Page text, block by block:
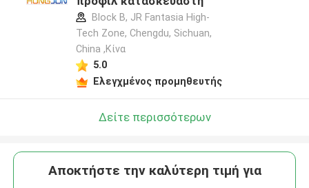
Block B, JR Fantasia High-
Tech Zone, Chengdu, Sichuan,
China ,Κίνα
5.0
Ελεγχμένος προμηθευτής
Δείτε περισσότερων
Αποκτήστε την καλύτερη τιμή για